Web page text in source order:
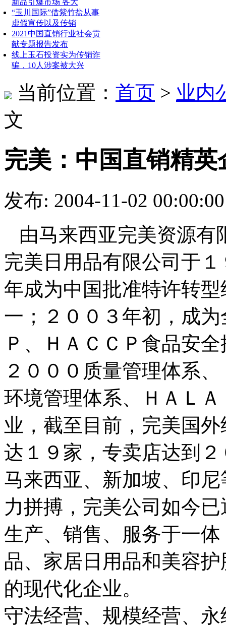
新品引爆市场 各大
“玉川国际”借紫竹盐从事
虚假宣传以及传销
2021中国直销行业社会贡
献专题报告发布
线上玉石投资实为传销诈
骗，10人涉案被大兴
当前位置： 首页 > 业内
文
完美：中国直销精英
发布: 2004-11-02
由马来西亚完美资源有
完美日用品有限公司于
年成为中国批准特许转
一；２００３年初，成
Ｐ、ＨＡＣＣＰ食品安
２０００质量管理体系
环境管理体系、ＨＡＬ
业，截至目前，完美国
达１９家，专卖店达到
马来西亚、新加坡、印
力拼搏，完美公司如今
生产、销售、服务于一
品、家居日用品和美容
的现代化企业。
守法经营、规模经营、